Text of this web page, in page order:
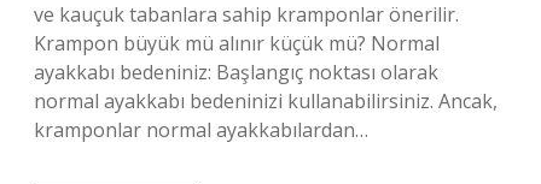
ve kauçuk tabanlara sahip kramponlar önerilir.
Krampon büyük mü alınır küçük mü? Normal
ayakkabı bedeniniz: Başlangıç ​​noktası olarak
normal ayakkabı bedeninizi kullanabilirsiniz. Ancak,
kramponlar normal ayakkabılardan…